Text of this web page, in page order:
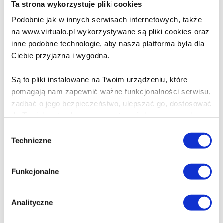
Ta strona wykorzystuje pliki cookies
Podobnie jak w innych serwisach internetowych, także
na www.virtualo.pl wykorzystywane są pliki cookies oraz
inne podobne technologie, aby nasza platforma była dla
Ciebie przyjazna i wygodna.
Są to pliki instalowane na Twoim urządzeniu, które
pomagają nam zapewnić ważne funkcjonalności serwisu,
zadbać o jego bezpieczeństwo, ulepszać go, dostosować
Poza plikami, które są nam niezbędne do prawidłowego
i bezpiecznego działania serwisu - są także takie, które
wymagają Twojej zgody.
Każda udzielona zgoda poprawi Twoje doświadczenia
zgody
Techniczne
Funkcjonalne
Analityczne
Rewolta AI
Marcin Faliński,Rafał Barnaś
Do koszyka Na prezent
Operacja Bosfor
39.99 zł
Na prezent